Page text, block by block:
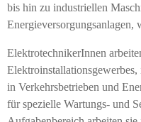
bis hin zu industriellen
ElektrotechnikerInnen
in Verkehrsbetrieben und
für spezielle Wartungs- und